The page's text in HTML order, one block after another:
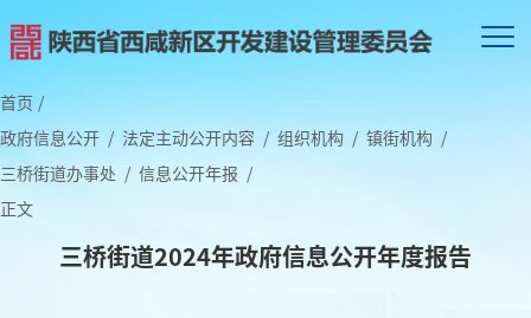
首页 /
政府信息公开 / 法定主动公开内容 / 组织机构 / 镇街机构 /
三桥街道办事处 / 信息公开年报 /
正文
三桥街道2024年政府信息公开年度报告